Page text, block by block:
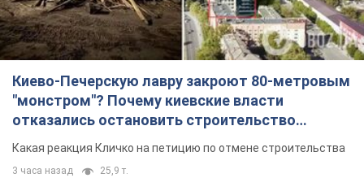
Киево-Печерскую лавру закроют 80-метровым
"монстром"? Почему киевские власти
отказались остановить строительство
небоскреба "московского верующего"
Какая реакция Кличко на петицию по отмене строительства
3 часа назад 25,9 т.